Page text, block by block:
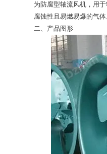
为防腐型轴流风机，用
腐蚀性且易燃易爆的气
二、产品图形